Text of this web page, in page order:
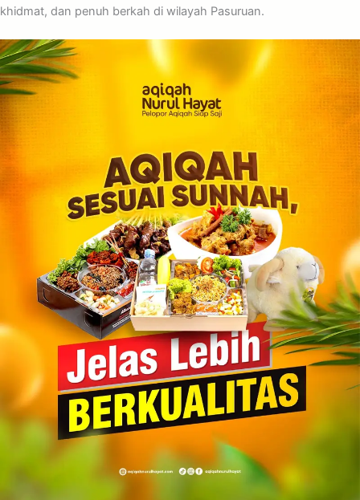
khidmat, dan penuh berkah di wilayah Pasuruan.